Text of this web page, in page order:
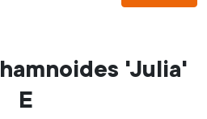
'Julia'
E